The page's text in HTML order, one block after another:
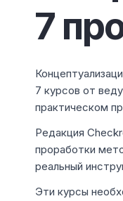
7
7 курсов от
практическом
Редакция
проработки
реальный
Эти курсы